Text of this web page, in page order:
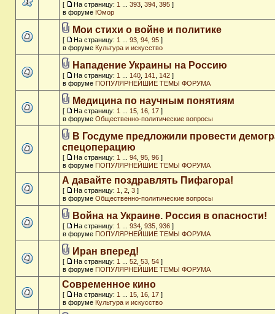
[ На страницу: 1 393 394 395 ]
в форуме Юмор
Мои стихи о войне и политике
[ На страницу: 1 93 94 95 ]
в форуме Культура и искусство
Нападение Украины на Россию
[ На страницу: 1 140 141 142 ]
в форуме ПОПУЛЯРНЕЙШИЕ ТЕМЫ ФОРУМА
Медицина по научным понятиям
[ На страницу: 1 15 16 17 ]
в форуме Общественно-политические вопросы
В Госдуме предложили провести
спецоперацию
[ На страницу: 1 94 95 96 ]
в форуме ПОПУЛЯРНЕЙШИЕ ТЕМЫ ФОРУМА
А давайте поздравлять Пифагора!
[ На страницу: 1 2 3 ]
в форуме Общественно-политические вопросы
Война на Украине. Россия в опасности!
[ На страницу: 1 934 935 936 ]
в форуме ПОПУЛЯРНЕЙШИЕ ТЕМЫ ФОРУМА
Иран вперед!
[ На страницу: 1 52 53 54 ]
в форуме ПОПУЛЯРНЕЙШИЕ ТЕМЫ ФОРУМА
Современное кино
[ На страницу: 1 15 16 17 ]
в форуме Культура и искусство